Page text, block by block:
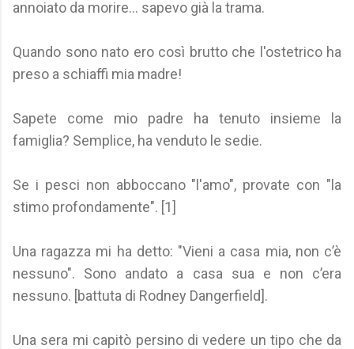
annoiato da morire... sapevo già la trama.
Quando sono nato ero così brutto che l'ostetrico ha
preso a schiaffi mia madre!
Sapete come mio padre ha tenuto insieme la
famiglia? Semplice, ha venduto le sedie.
Se i pesci non abboccano "l'amo", provate con "la
stimo profondamente". [1]
Una ragazza mi ha detto: "Vieni a casa mia, non c’è
nessuno". Sono andato a casa sua e non c’era
nessuno. [battuta di Rodney Dangerfield].
Una sera mi capitò persino di vedere un tipo che da